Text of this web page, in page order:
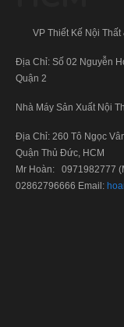
VP Thiết Kế Nội
Địa Chỉ: Số 02 Nguyễn
Quận 2
Nhà Máy Sản Xuất Nội
Địa Chỉ: 260 Tô Ngọc
Quận Thủ Đức, HCM
Mr Hoàn: 0971982777
02862796666 Email: